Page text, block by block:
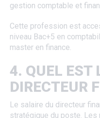
gestion comptable et
Cette profession est
niveau Bac+5 en
master en finance.
4. QUEL EST
DIRECTEUR
Le salaire du directeur
stratégique du poste.